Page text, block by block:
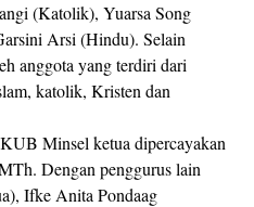
(Katolik), Yuarsa Song
Arsi (Hindu). Selain
anggota yang terdiri dari
katolik, Kristen dan
Minsel ketua dipercayakan
Dengan penggurus lain
Ifke Anita Pondaag